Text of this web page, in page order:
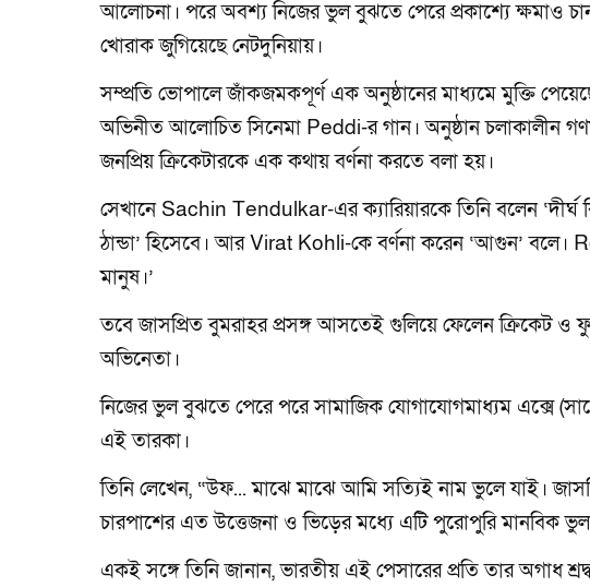
আলোচনা। পরে অবশ্য নিজের ভুল বুঝতে পেরে প্রকাশ্যে ক্ষমাও
খোরাক জুগিয়েছে নেটদুনিয়ায়।
সম্প্রতি ভোপালে জাঁকজমকপূর্ণ এক অনুষ্ঠানের মাধ্যমে মুক্তি
অভিনীত আলোচিত সিনেমা Peddi-র গান। অনুষ্ঠান চলাকালীন
জনপ্রিয় ক্রিকেটারকে এক কথায় বর্ণনা করতে বলা হয়।
সেখানে Sachin Tendulkar-এর ক্যারিয়ারকে তিনি বলেন
ঠান্ডা’ হিসেবে। আর Virat Kohli-কে বর্ণনা করেন ‘আগুন’ বলে।
মানুষ।’
তবে জাসপ্রিত বুমরাহর প্রসঙ্গ আসতেই গুলিয়ে ফেলেন
অভিনেতা।
নিজের ভুল বুঝতে পেরে পরে সামাজিক যোগাযোগমাধ্যম এক্সে
এই তারকা।
তিনি লেখেন, “উফ... মাঝে মাঝে আমি সত্যিই নাম ভুলে যাই।
চারপাশের এত উত্তেজনা ও ভিড়ের মধ্যে এটি পুরোপুরি মানবিক ভুল
একই সঙ্গে তিনি জানান, ভারতীয় এই পেসারের প্রতি তার অগাধ